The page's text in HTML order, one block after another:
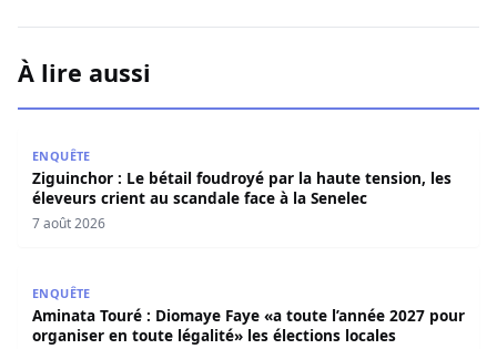
À lire aussi
ENQUÊTE
Ziguinchor : Le bétail foudroyé par la haute tension, les
éleveurs crient au scandale face à la Senelec
7 août 2026
ENQUÊTE
Aminata Touré : Diomaye Faye «a toute l’année 2027 pour
organiser en toute légalité» les élections locales